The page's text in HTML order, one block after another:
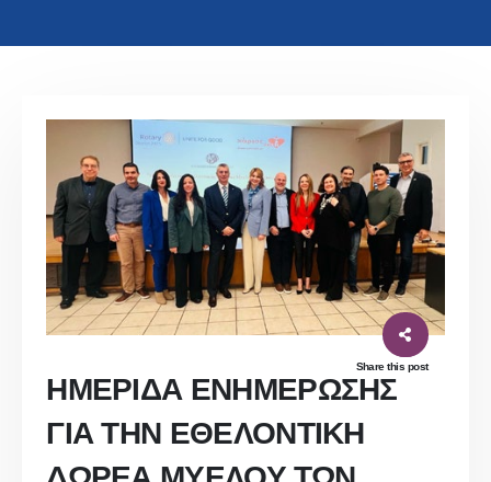
Share this post
ΗΜΕΡΙΔΑ ΕΝΗΜΕΡΩΣΗΣ
ΓΙΑ ΤΗΝ ΕΘΕΛΟΝΤΙΚΗ